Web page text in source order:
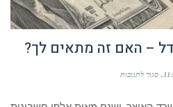
– האם זה מתאים לך?
סגור לתגובות